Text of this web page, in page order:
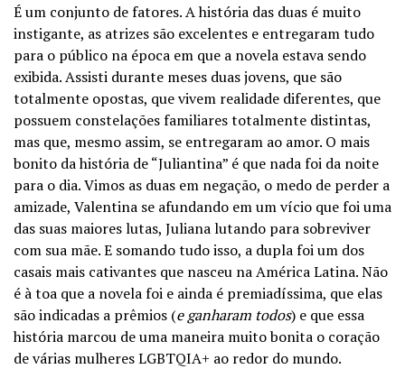
É um conjunto de fatores. A história das duas é muito
instigante, as atrizes são excelentes e entregaram tudo
para o público na época em que a novela estava sendo
exibida. Assisti durante meses duas jovens, que são
totalmente opostas, que vivem realidade diferentes, que
possuem constelações familiares totalmente distintas,
mas que, mesmo assim, se entregaram ao amor. O mais
bonito da história de “Juliantina” é que nada foi da noite
para o dia. Vimos as duas em negação, o medo de perder a
amizade, Valentina se afundando em um vício que foi uma
das suas maiores lutas, Juliana lutando para sobreviver
com sua mãe. E somando tudo isso, a dupla foi um dos
casais mais cativantes que nasceu na América Latina. Não
é à toa que a novela foi e ainda é premiadíssima, que elas
são indicadas a prêmios (e ganharam todos) e que essa
história marcou de uma maneira muito bonita o coração
de várias mulheres LGBTQIA+ ao redor do mundo.